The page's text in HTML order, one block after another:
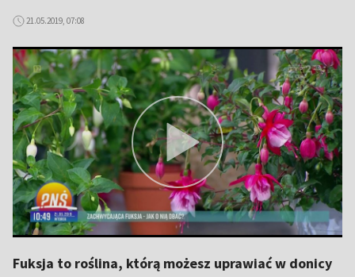
21.05.2019, 07:08
Fuksja to roślina, którą możesz uprawiać w donicy